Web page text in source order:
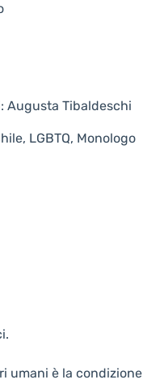
Augusta Tibaldeschi
LGBTQ, Monologo
umani è la condizione